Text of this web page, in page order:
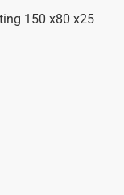
150 x80 x25